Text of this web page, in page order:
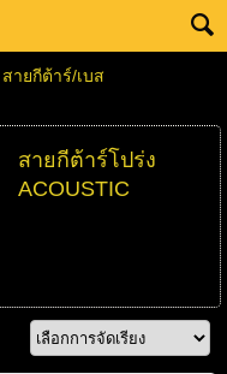
สายกีต้าร์/เบส
สายกีต้าร์โปร่ง
ACOUSTIC